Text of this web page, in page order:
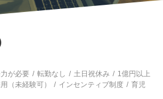
が必要 転勤なし 土日祝休み
1億円以上
（未経験可） インセンティブ制度
育児